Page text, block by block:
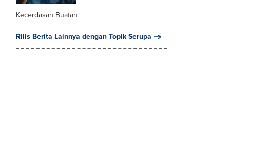
Kecerdasan Buatan
Rilis Berita Lainnya dengan Topik Serupa